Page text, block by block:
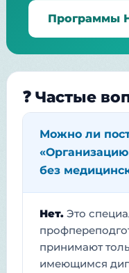
Программы
❓ Частые
Можно ли
«Организацию
без
Нет. Это
принимают
имеющимся